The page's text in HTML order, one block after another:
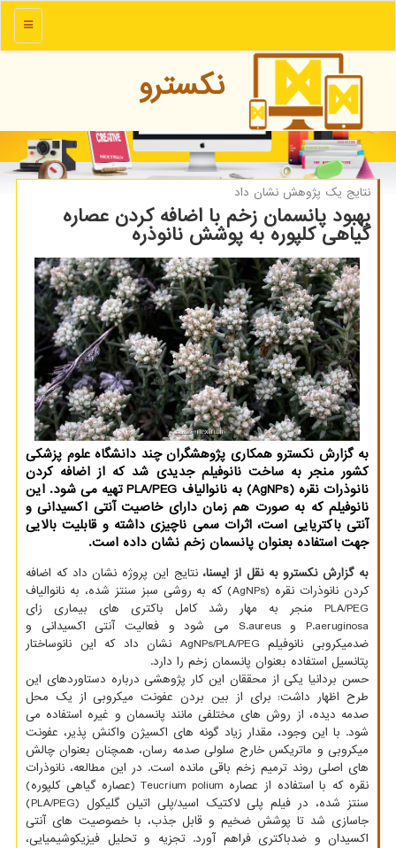
منو
نكسترو
نتایج یك پژوهش نشان داد
بهبود پانسمان زخم با اضافه كردن عصاره
گیاهی كلپوره به پوشش نانوذره
به گزارش نکسترو همکاری پژوهشگران چند دانشگاه علوم پزشکی
کشور منجر به ساخت نانوفیلم جدیدی شد که از اضافه کردن
نانوذرات نقره (AgNPs) به نانوالیاف PLA/PEG تهیه می شود. این
نانوفیلم که به صورت هم زمان دارای خاصیت آنتی اکسیدانی و
آنتی باکتریایی است، اثرات سمی ناچیزی داشته و قابلیت بالایی
جهت استفاده بعنوان پانسمان زخم نشان داده است.
به گزارش نکسترو به نقل از ایسنا،نتایج این پروژه نشان داد که اضافه
کردن نانوذرات نقره (AgNPs) که به روشی سبز سنتز شده، به نانوالیاف
PLA/PEG منجر به مهار رشد کامل باکتری های بیماری زای
P.aeruginosa و S.aureus می شود و فعالیت آنتی اکسیدانی و
ضدمیکروبی نانوفیلم AgNPs/PLA/PEG نشان داد که این نانوساختار
پتانسیل استفاده بعنوان پانسمان زخم را دارد.
حسن بردانیا یکی از محققان این کار پژوهشی درباره دستاوردهای این
طرح اظهار داشت: برای از بین بردن عفونت میکروبی از یک محل
صدمه دیده، از روش های مختلفی مانند پانسمان و غیره استفاده می
شود. با این وجود، مقدار زیاد گونه های اکسیژن واکنش پذیر، عفونت
میکروبی و ماتریکس خارج سلولی صدمه رسان، همچنان بعنوان چالش
های اصلی روند ترمیم زخم باقی مانده است. در این مطالعه، نانوذرات
نقره که با استفاده از عصاره Teucrium polium (عصاره گیاهی کلپوره)
سنتز شده، در فیلم پلی لاکتیک اسید/پلی اتیلن گلیکول (PLA/PEG)
جاسازی شد تا پوشش ضخیم و قابل جذب، با خصوصیت های آنتی
اکسیدان و ضدباکتری فراهم آورد. تجزیه و تحلیل فیزیکوشیمیایی،